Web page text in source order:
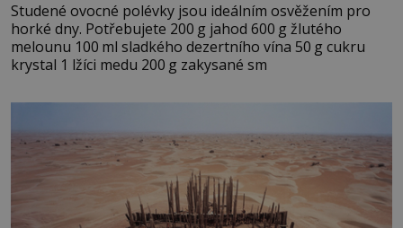
Studené ovocné polévky jsou ideálním osvěžením pro
horké dny. Potřebujete 200 g jahod 600 g žlutého
melounu 100 ml sladkého dezertního vína 50 g cukru
krystal 1 lžíci medu 200 g zakysané sm